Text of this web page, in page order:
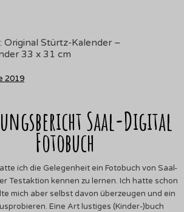
Stürtz-Kalender –
33 x 31 cm
2019
Saal-Digital
Fotobuch
ich die Gelegenheit ein Fotobuch von Saal-
Testaktion kennen zu lernen. Ich hatte schon
mich aber selbst davon überzeugen und ein
Eine Art lustiges (Kinder-)buch